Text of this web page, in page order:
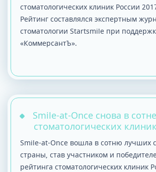
На следующий день, проделав
длительный путь, я приехала к
назначенному времени. Пока я
приема в холле, из своего
вышла доктор, прошла мимо
подошла одна из девушек и
предложение: «Давайте, вас
посмотрит доктор, вы оплатите
предложение показалось мне
странным, так как я всегда
стоматологических клиник России
Рейтинг составлялся экспертным
стоматологии Startsmile при
«КоммерсантЪ».
Smile-at-Once снова в
стоматологических
Smile-at-Once вошла в сотню лучших
страны, став участником и
рейтинга стоматологических клиник